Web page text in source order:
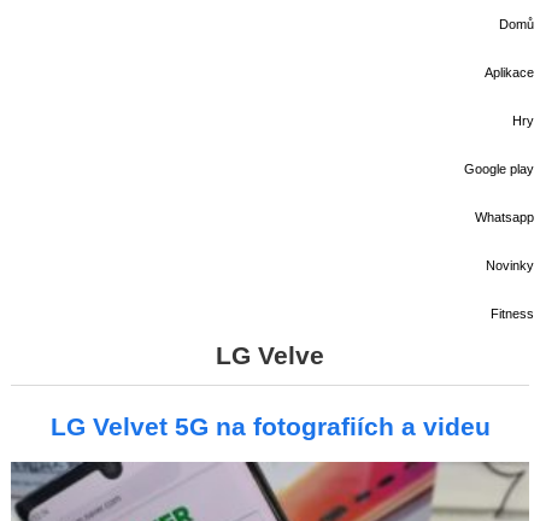
Domů
Aplikace
Hry
Google play
Whatsapp
Novinky
Fitness
LG Velve
LG Velvet 5G na fotografiích a videu